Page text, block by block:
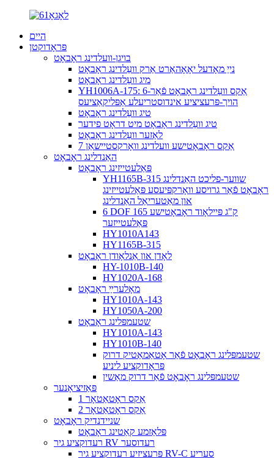
היים
פּראָדוקטן
בויגן-וועלדינג ראָבאָט
נייַ מאָדעל יאָאָהאַרט אַרק וועַלדינג ראָבאָט
מיג וועַלדינג ראָבאָט
YH1006A-175: 6-אַקס וועַלדינג ראָבאָט פֿאַר
הויך-פּרעציציע אינדוסטריעלע אַפּליקאַציעס
טיג וועַלדינג ראָבאָט
טיג וועַלדינג ראָבאָט מיט דראָט פידער
לאַזער וועַלדינג ראָבאָט
7 אַקס ראָבאָטישע וועלדינג וואָרקסטיישאַן
האַנדלינג ראָבאָט
פּאַלעטייזינג ראָבאָט
YH1165B-315 שווער-פליכט האַנדלינג
ראָבאָט פֿאַר גרויסע וואָרקפּיעסע פּאַלעטייזינג
און מאַטעריאַל האַנדלינג
6 DOF 165 ק"ג פּיילאָוד ראָבאָטישע
פּאַלעטייזער
HY1010A143
HY1165B-315
לאָדן און אַנלאָודן ראָבאָט
HY-1010B-140
HY1020A-168
מאָלערײַ ראָבאָט
HY1010A-143
HY1050A-200
שטעמפּלינג ראָבאָט
HY1010A-143
HY1010B-140
שטעמפּלינג ראָבאָט פֿאַר אָטאַמאַטיק דרוק
פּראָדוקציע ליניע
שטעמפּלינג ראָבאָט פֿאַר דרוק מאַשין
פּאַזיציאָנער
1 אַקס ראָטאַטאָר
2 אַקס ראָטאַטאָר
שניידנדיק ראָבאָט
פּלאַזמע קאַטינג ראָבאָט
רעדוקציע גיר RV רעדוסער
פּרעציזיע רעדוקציע גיר RV-C סעריע